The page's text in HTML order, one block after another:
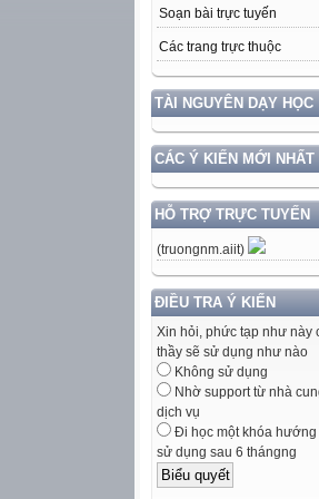
Soạn bài trực tuyến
Các trang trực thuộc
TÀI NGUYÊN DẠY HỌC
CÁC Ý KIẾN MỚI NHẤT
HỖ TRỢ TRỰC TUYẾN
(truongnm.aiit)
ĐIỀU TRA Ý KIẾN
Xin hỏi, phức tạp như này
thầy sẽ sử dụng như nào
Không sử dụng
Nhờ support từ nhà
dịch vụ
Đi học một khóa hướng
sử dụng sau 6 thángng